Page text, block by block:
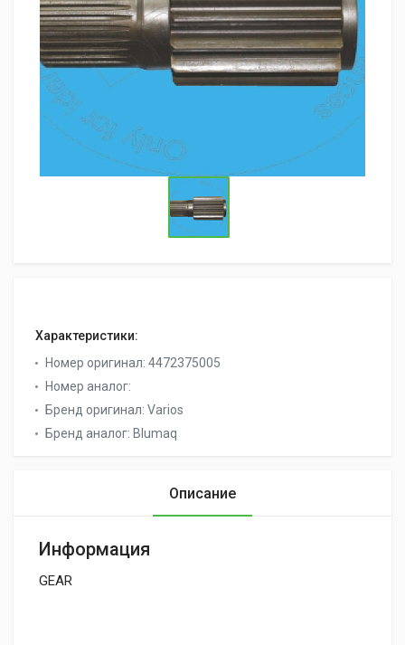
Характеристики:
Номер оригинал: 4472375005
Номер аналог:
Бренд оригинал: Varios
Бренд аналог: Blumaq
Описание
Информация
GEAR